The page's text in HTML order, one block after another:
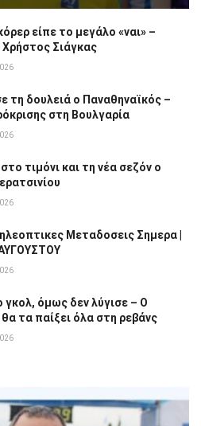
είπε το μεγάλο «ναι» –
Χρήστος Σιάγκας
τη δουλειά ο Παναθηναϊκός –
στη Βουλγαρία
τιμόνι και τη νέα σεζόν ο
Μεταδοσεις Σημερα |
γκολ, όμως δεν λύγισε – Ο
τα παίξει όλα στη ρεβάνς